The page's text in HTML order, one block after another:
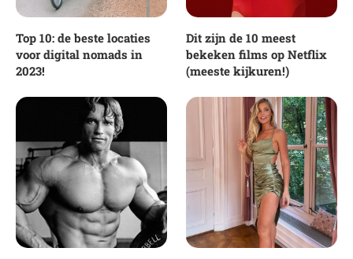
Top 10: de beste locaties
voor digital nomads in
2023!
Dit zijn de 10 meest
bekeken films op Netflix
(meeste kijkuren!)